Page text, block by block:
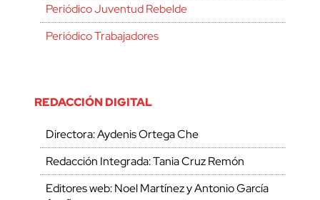
Periódico Juventud Rebelde
Periódico Trabajadores
REDACCIÓN DIGITAL
Directora: Aydenis Ortega Che
Redacción Integrada: Tania Cruz Remón
Editores web: Noel Martínez y Antonio García